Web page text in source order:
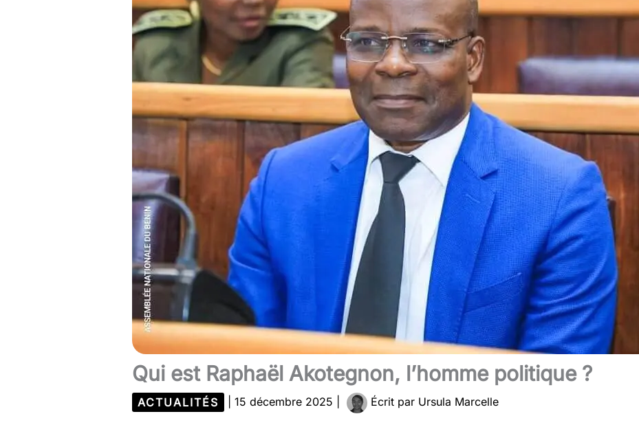
Qui est Raphaël Akotegnon, l’homme politique ?
ACTUALITÉS 15 décembre 2025 Écrit par Ursula Marcelle